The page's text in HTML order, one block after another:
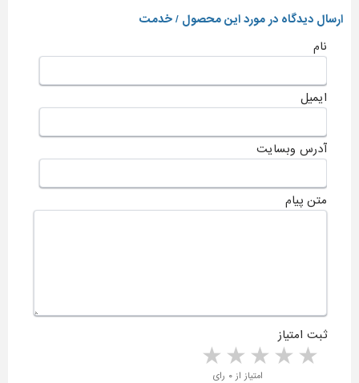
ارسال دیدگاه در مورد این محصول / خدمت
نام
ایمیل
آدرس وبسایت
متن پیام
ثبت امتیاز
4 stars 3 stars 2 stars 1 star امتیاز از ۰ رای